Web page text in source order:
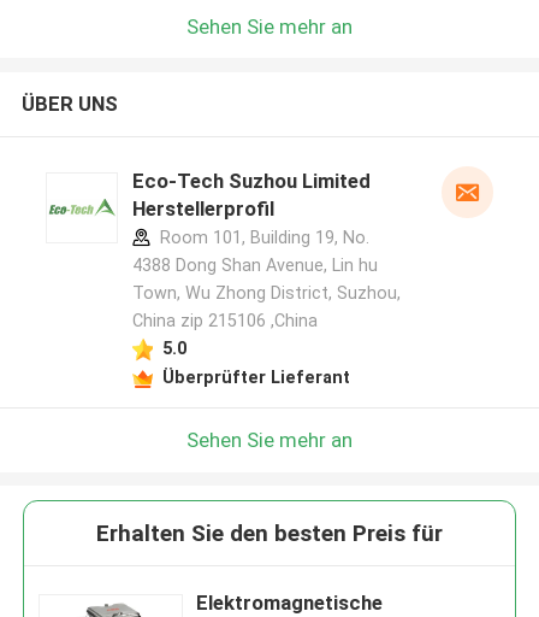
Sehen Sie mehr an
ÜBER UNS
Eco-Tech Suzhou Limited
Herstellerprofil
Room 101, Building 19, No.
4388 Dong Shan Avenue, Lin hu
Town, Wu Zhong District, Suzhou,
China zip 215106 ,China
5.0
Überprüfter Lieferant
Sehen Sie mehr an
Erhalten Sie den besten Preis für
Elektromagnetische